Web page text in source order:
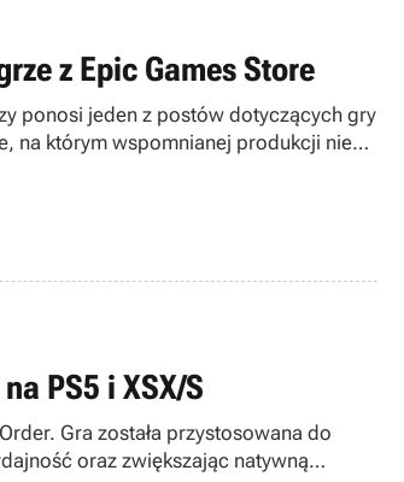
z Epic Games Store
ponosi jeden z postów dotyczących gry
na którym wspomnianej produkcji nie
PS5 i XSX/S
Gra została przystosowana do
oraz zwiększając natywną